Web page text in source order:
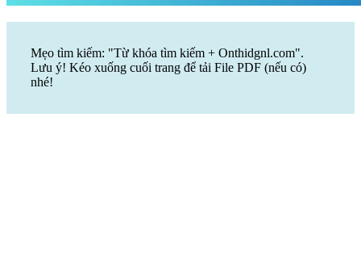
Mẹo tìm kiếm: "Từ khóa tìm kiếm + Onthidgnl.com".
Lưu ý! Kéo xuống cuối trang để tải File PDF (nếu có)
nhé!